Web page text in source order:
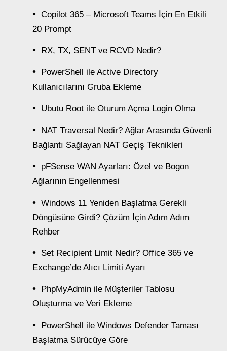
Copilot 365 – Microsoft Teams İçin En Etkili
20 Prompt
RX, TX, SENT ve RCVD Nedir?
PowerShell ile Active Directory
Kullanıcılarını Gruba Ekleme
Ubutu Root ile Oturum Açma Login Olma
NAT Traversal Nedir? Ağlar Arasında Güvenli
Bağlantı Sağlayan NAT Geçiş Teknikleri
pFSense WAN Ayarları: Özel ve Bogon
Ağlarının Engellenmesi
Windows 11 Yeniden Başlatma Gerekli
Döngüsüne Girdi? Çözüm İçin Adım Adım
Rehber
Set Recipient Limit Nedir? Office 365 ve
Exchange’de Alıcı Limiti Ayarı
PhpMyAdmin ile Müşteriler Tablosu
Oluşturma ve Veri Ekleme
PowerShell ile Windows Defender Taması
Başlatma Sürücüye Göre